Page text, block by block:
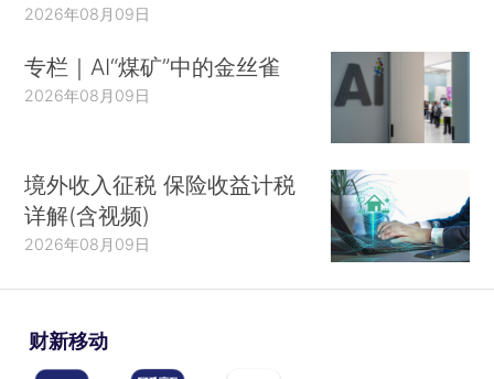
2026年08月09日
专栏｜AI“煤矿”中的金丝雀
2026年08月09日
境外收入征税 保险收益计税
详解(含视频)
2026年08月09日
财新移动